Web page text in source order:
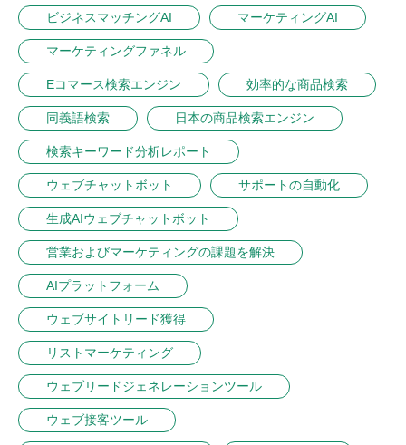
ビジネスマッチングAI マーケティングAI
マーケティングファネル
Eコマース検索エンジン 効率的な商品検索
同義語検索 日本の商品検索エンジン
検索キーワード分析レポート
ウェブチャットボット サポートの自動化
生成AIウェブチャットボット
営業およびマーケティングの課題を解決
AIプラットフォーム
ウェブサイトリード獲得
リストマーケティング
ウェブリードジェネレーションツール
ウェブ接客ツール